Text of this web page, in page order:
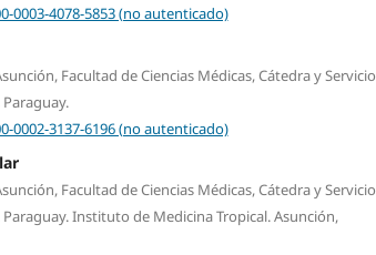
0003-4078-5853 (no autenticado)
Facultad de Ciencias Médicas, Cátedra y Servicio
0002-3137-6196 (no autenticado)
Facultad de Ciencias Médicas, Cátedra y Servicio
Instituto de Medicina Tropical. Asunción,